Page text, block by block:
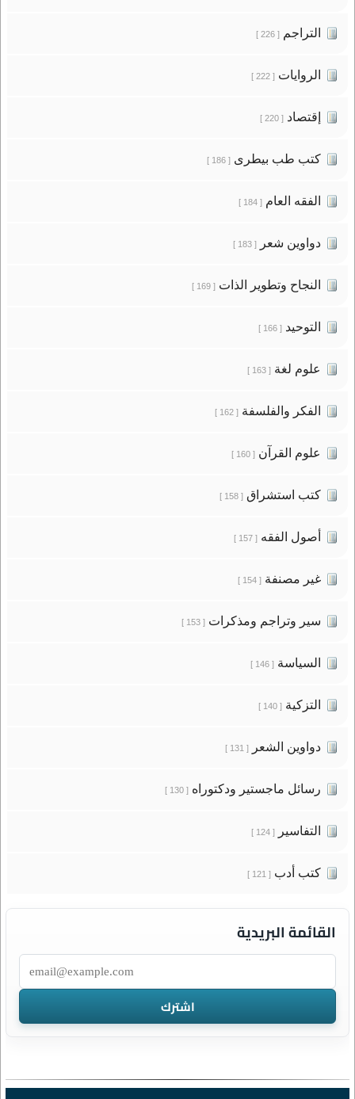
التراجم[ 226 ]
الروايات[ 222 ]
إقتصاد[ 220 ]
كتب طب بيطرى[ 186 ]
الفقه العام[ 184 ]
دواوين شعر[ 183 ]
النجاح وتطوير الذات[ 169 ]
التوحيد[ 166 ]
علوم لغة[ 163 ]
الفكر والفلسفة[ 162 ]
علوم القرآن[ 160 ]
كتب استشراق[ 158 ]
أصول الفقه[ 157 ]
غير مصنفة[ 154 ]
سير وتراجم ومذكرات[ 153 ]
السياسة[ 146 ]
التزكية[ 140 ]
دواوين الشعر[ 131 ]
رسائل ماجستير ودكتوراه[ 130 ]
التفاسير[ 124 ]
كتب أدب[ 121 ]
القائمة البريدية